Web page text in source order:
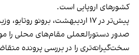
کشورهای اروپایی است.
پیش‌تر در ۱۷ اردیبهشت، برونو
صدور دستورالعملی مقام‌های محلی را
سخت‌گیرانه‌تری را در بررسی پرونده